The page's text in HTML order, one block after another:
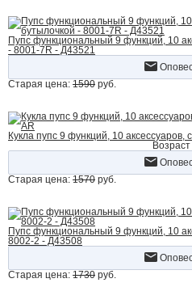
Пупс функциональный 9 функций, 10
- 8001-7R - Д43521
Старая цена: 1590 руб.
Кукла пупс 9 функций, 10
Старая цена: 1570 руб.
Пупс функциональный 9 функций, 10
8002-2 - Д43508
Старая цена: 1730 руб.